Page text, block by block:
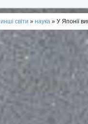
инші світи » наука » У Японії